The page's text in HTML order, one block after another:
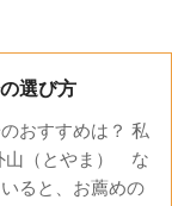
選び方
おすすめは？ 私
山（とやま） な
ると、お薦めの